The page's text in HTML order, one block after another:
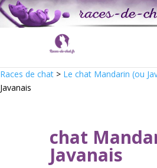
Races de chat > Le chat Mandarin (ou
Javanais
chat
Javanais